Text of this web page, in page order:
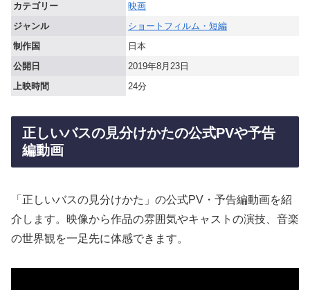
カテゴリー
映画
ジャンル
ショートフィルム・短編
制作国
日本
公開日
2019年8月23日
上映時間
24分
正しいバスの見分けかたの公式PVや予告
編動画
「正しいバスの見分けかた」の公式PV・予告編動画を紹
介します。映像から作品の雰囲気やキャストの演技、音楽
の世界観を一足先に体感できます。